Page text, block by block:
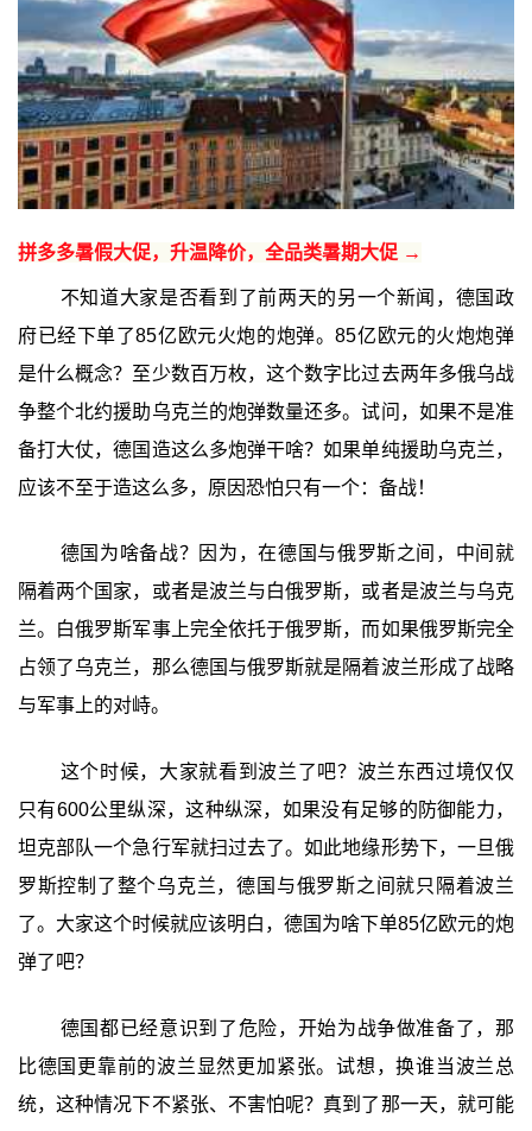
拼多多暑假大促，升温降价，全品类暑期大促 →
不知道大家是否看到了前两天的另一个新闻，德国政
府已经下单了85亿欧元火炮的炮弹。85亿欧元的火炮炮弹
是什么概念？至少数百万枚，这个数字比过去两年多俄乌战
争整个北约援助乌克兰的炮弹数量还多。试问，如果不是准
备打大仗，德国造这么多炮弹干啥？如果单纯援助乌克兰，
应该不至于造这么多，原因恐怕只有一个：备战！
德国为啥备战？因为，在德国与俄罗斯之间，中间就
隔着两个国家，或者是波兰与白俄罗斯，或者是波兰与乌克
兰。白俄罗斯军事上完全依托于俄罗斯，而如果俄罗斯完全
占领了乌克兰，那么德国与俄罗斯就是隔着波兰形成了战略
与军事上的对峙。
这个时候，大家就看到波兰了吧？波兰东西过境仅仅
只有600公里纵深，这种纵深，如果没有足够的防御能力，
坦克部队一个急行军就扫过去了。如此地缘形势下，一旦俄
罗斯控制了整个乌克兰，德国与俄罗斯之间就只隔着波兰
了。大家这个时候就应该明白，德国为啥下单85亿欧元的炮
弹了吧？
德国都已经意识到了危险，开始为战争做准备了，那
比德国更靠前的波兰显然更加紧张。试想，换谁当波兰总
统，这种情况下不紧张、不害怕呢？真到了那一天，就可能